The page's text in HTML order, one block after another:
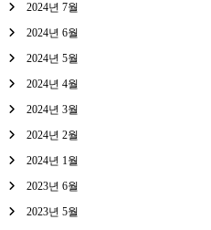
2024년 7월
2024년 6월
2024년 5월
2024년 4월
2024년 3월
2024년 2월
2024년 1월
2023년 6월
2023년 5월